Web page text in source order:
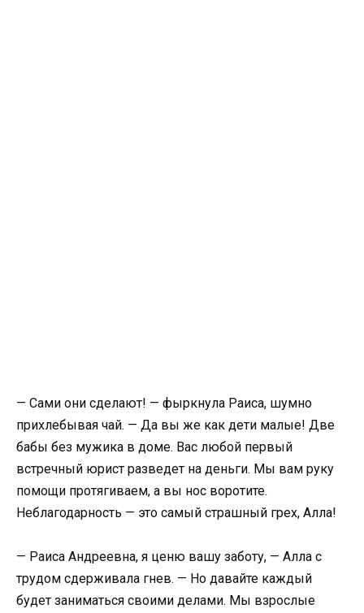
— Сами они сделают! — фыркнула Раиса, шумно
прихлебывая чай. — Да вы же как дети малые! Две
бабы без мужика в доме. Вас любой первый
встречный юрист разведет на деньги. Мы вам руку
помощи протягиваем, а вы нос воротите.
Неблагодарность — это самый страшный грех, Алла!
— Раиса Андреевна, я ценю вашу заботу, — Алла с
трудом сдерживала гнев. — Но давайте каждый
будет заниматься своими делами. Мы взрослые